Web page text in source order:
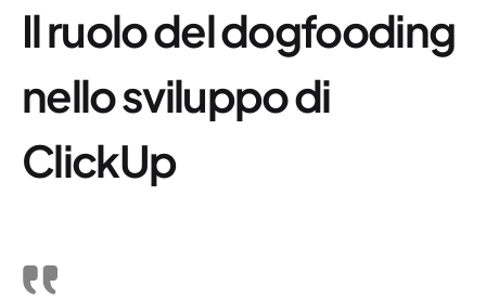
Il ruolo del dogfooding
nello sviluppo di
ClickUp